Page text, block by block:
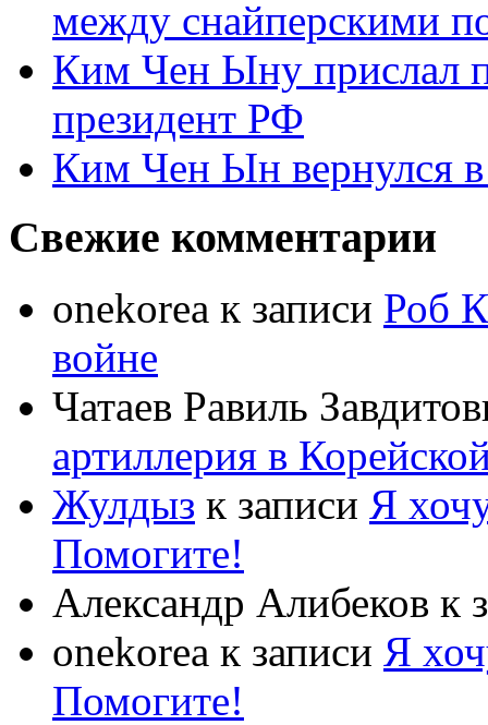
между снайперскими
Ким Чен Ыну прислал
президент РФ
Ким Чен Ын вернулся
Свежие комментарии
onekorea к записи Роб
войне
Чатаев Равиль
артиллерия в
Жулдыз к записи Я
Помогите!
Александр Алибеков к
onekorea к записи Я
Помогите!